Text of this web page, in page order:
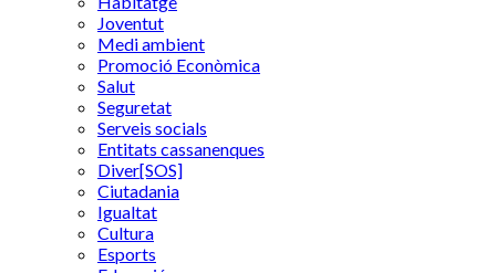
Joventut
Medi ambient
Promoció Econòmica
Salut
Seguretat
Serveis socials
Entitats cassanenques
Diver[SOS]
Ciutadania
Igualtat
Cultura
Esports